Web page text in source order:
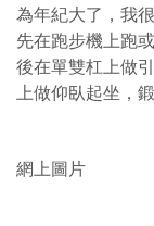
為年紀大了，我
先在跑步機上跑
後在單雙杠上做
上做仰臥起坐，
網上圖片